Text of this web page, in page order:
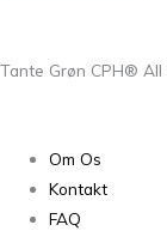
Tante Grøn CPH® All
Om Os
Kontakt
FAQ